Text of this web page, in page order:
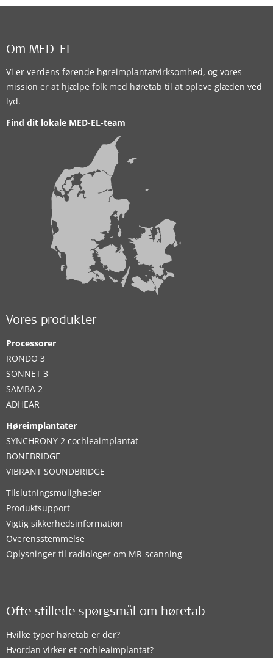
Om MED-EL
Vi er verdens førende høreimplantatvirksomhed, og vores
mission er at hjælpe folk med høretab til at opleve glæden ved
lyd.
Find dit lokale MED-EL-team
Vores produkter
Processorer
RONDO 3
SONNET 3
SAMBA 2
ADHEAR
Høreimplantater
SYNCHRONY 2 cochleaimplantat
BONEBRIDGE
VIBRANT SOUNDBRIDGE
Tilslutningsmuligheder
Produktsupport
Vigtig sikkerhedsinformation
Overensstemmelse
Oplysninger til radiologer om MR-scanning
Ofte stillede spørgsmål om høretab
Hvilke typer høretab er der?
Hvordan virker et cochleaimplantat?